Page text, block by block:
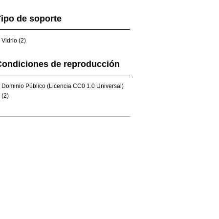
de soporte
Vidrio (2)
de reproducción
Dominio Público (Licencia CC0 1.0 Universal)
(2)